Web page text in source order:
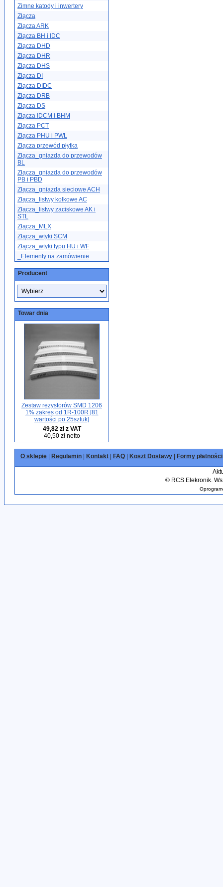
Zimne katody i inwertery
Złącza
Złącza ARK
Złącza BH i IDC
Złącza DHD
Złącza DHR
Złącza DHS
Złącza DI
Złącza DIDC
Złącza DRB
Złącza DS
Złącza IDCM i BHM
Złącza PCT
Złącza PHU i PWL
Złącza przewód płytka
Złącza_gniazda do przewodów
BL
Złącza_gniazda do przewodów
PB i PBD
Złącza_gniazda sieciowe ACH
Złącza_listwy kołkowe AC
Złącza_listwy zaciskowe AK i
STL
Złącza_MLX
Złącza_wtyki SCM
Złącza_wtyki typu HU i WF
_Elementy na zamówienie
Producent
Towar dnia
Zestaw rezystorów SMD 1206
1% zakres od 1R-100R [81
wartości po 25sztuk]
49,82 zł z VAT
40,50 zł netto
O sklepie Regulamin Kontakt FAQ Koszt Dostawy Formy płatności
©RCS Elekronik.